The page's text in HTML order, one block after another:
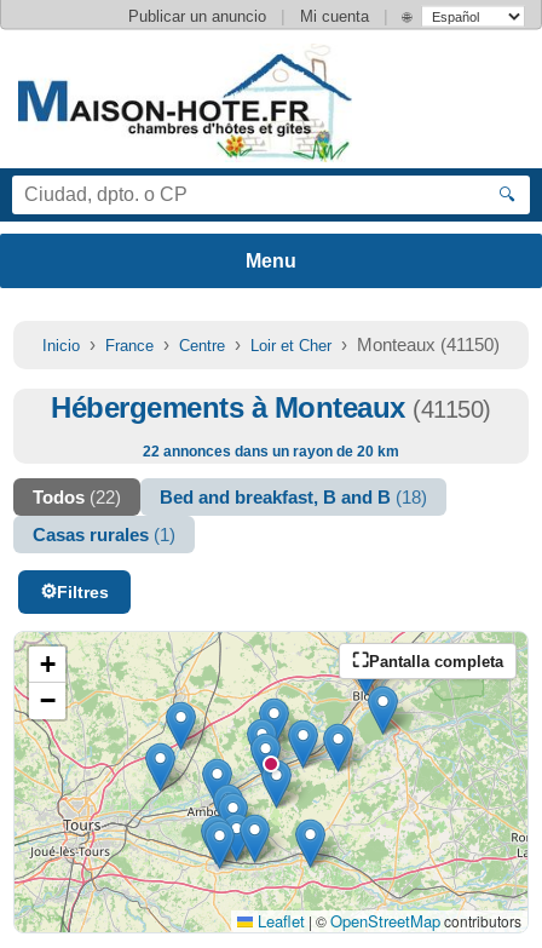
Publicar un anuncio | Mi cuenta | 🌐
🔍
Inicio › France › Centre › Loir et Cher› Monteaux (41150)
Hébergements à Monteaux (41150)
22 annonces dans un rayon de 20 km
Todos (22) Bed and breakfast, B and B (18)
Casas rurales (1)
Filtres
Pantalla completa
+
−
Leaflet | ©OpenStreetMapcontributors